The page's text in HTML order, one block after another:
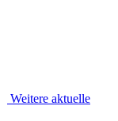
Weitere aktuelle